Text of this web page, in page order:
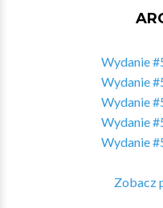
Wydanie
Wydanie
Wydanie
Wydanie
Wydanie
Zobacz